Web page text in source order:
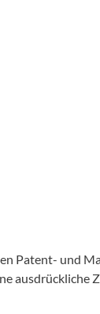
Patent- und
ausdrückliche